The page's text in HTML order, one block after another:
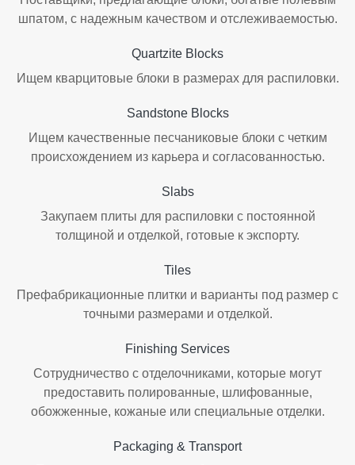
шпатом, с надежным качеством и отслеживаемостью.
Quartzite Blocks
Ищем кварцитовые блоки в размерах для распиловки.
Sandstone Blocks
Ищем качественные песчаниковые блоки с четким
происхождением из карьера и согласованностью.
Slabs
Закупаем плиты для распиловки с постоянной
толщиной и отделкой, готовые к экспорту.
Tiles
Префабрикационные плитки и варианты под размер с
точными размерами и отделкой.
Finishing Services
Сотрудничество с отделочниками, которые могут
предоставить полированные, шлифованные,
обожженные, кожаные или специальные отделки.
Packaging & Transport